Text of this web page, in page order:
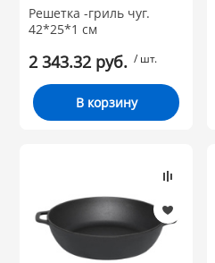
Решетка -гриль чуг.
42*25*1 см
2 343.32 руб. / шт.
В корзину